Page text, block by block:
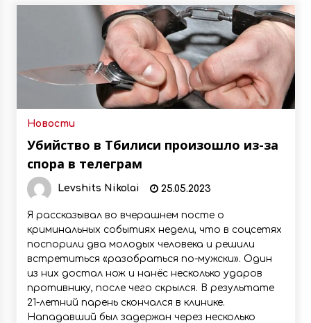
Новости
Убийство в Тбилиси произошло из-за
спора в телеграм
Levshits Nikolai 25.05.2023
Я рассказывал во вчерашнем посте о
криминальных событиях недели, что в соцсетях
поспорили два молодых человека и решили
встретиться «разобраться по-мужски». Один
из них достал нож и нанёс несколько ударов
противнику, после чего скрылся. В результате
21-летний парень скончался в клинике.
Нападавший был задержан через несколько